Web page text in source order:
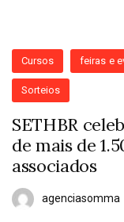
Cursos feiras e
Sorteios
SETHBR
de mais de
associados
agenciasomma